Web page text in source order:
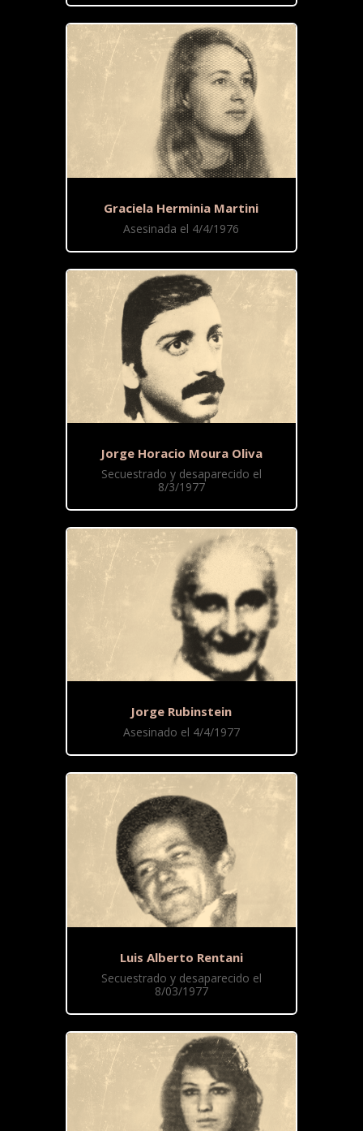
Graciela Herminia Martini
Asesinada el 4/4/1976
Jorge Horacio Moura Oliva
Secuestrado y desaparecido el
8/3/1977
Jorge Rubinstein
Asesinado el 4/4/1977
Luis Alberto Rentani
Secuestrado y desaparecido el
8/03/1977